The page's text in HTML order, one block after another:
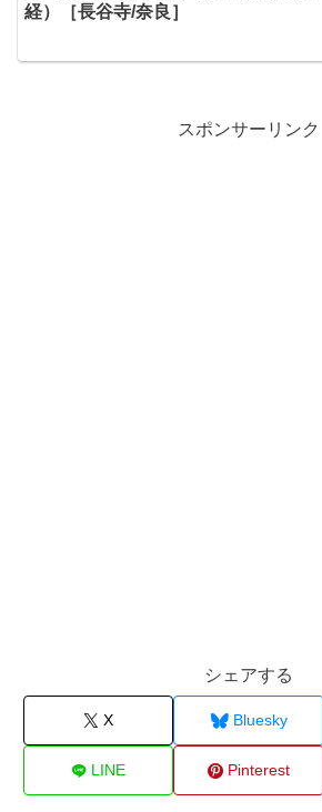
経）［長谷寺/奈良］
スポンサーリンク
シェアする
X Bluesky
LINE Pinterest